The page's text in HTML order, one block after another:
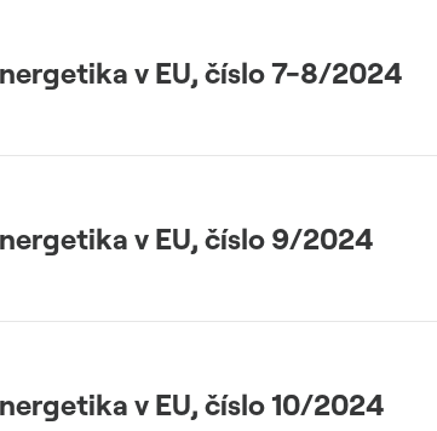
v EU, číslo 7-8/2024
v EU, číslo 9/2024
v EU, číslo 10/2024